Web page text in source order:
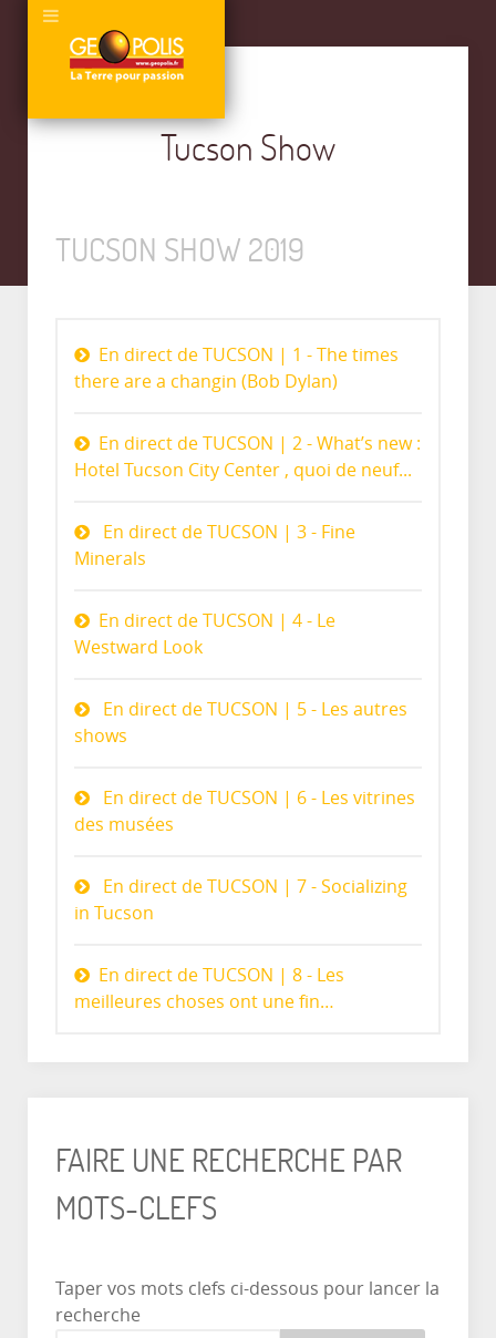
Tucson Show
TUCSON SHOW 2019
En direct de TUCSON | 1 - The times
there are a changin (Bob Dylan)
En direct de TUCSON | 2 - What’s new :
Hotel Tucson City Center , quoi de neuf...
En direct de TUCSON | 3 - Fine
Minerals
En direct de TUCSON | 4 - Le
Westward Look
En direct de TUCSON | 5 - Les autres
shows
En direct de TUCSON | 6 - Les vitrines
des musées
En direct de TUCSON | 7 - Socializing
in Tucson
En direct de TUCSON | 8 - Les
meilleures choses ont une fin…
FAIRE UNE RECHERCHE PAR
MOTS-CLEFS
Taper vos mots clefs ci-dessous pour lancer la
recherche